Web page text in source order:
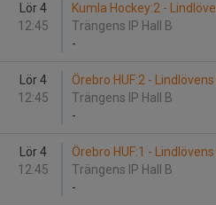
Lör 4
12:45
Kumla Hockey:2 -
Trängens IP Hall B
-
Lör 4
12:45
Örebro HUF:2 - Lindlövens
Trängens IP Hall B
-
Lör 4
12:45
Örebro HUF:1 - Lindlövens
Trängens IP Hall B
-